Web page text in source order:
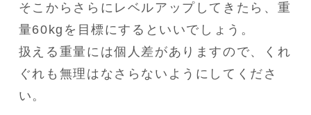
そこからさらにレベルアップしてきたら、重
量60kgを目標にするといいでしょう。
扱える重量には個人差がありますので、くれ
ぐれも無理はなさらないようにしてくださ
い。